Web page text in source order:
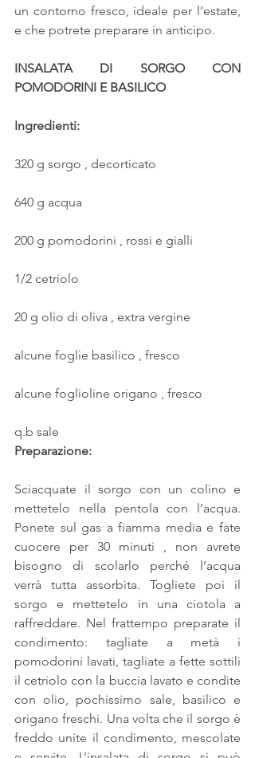
un contorno fresco, ideale per l’estate,
e che potrete preparare in anticipo.
INSALATA DI SORGO CON
POMODORINI E BASILICO
Ingredienti:
320 g sorgo , decorticato
640 g acqua
200 g pomodorini , rossi e gialli
1/2 cetriolo
20 g olio di oliva , extra vergine
alcune foglie basilico , fresco
alcune foglioline origano , fresco
q.b sale
Preparazione:
Sciacquate il sorgo con un colino e
mettetelo nella pentola con l’acqua.
Ponete sul gas a fiamma media e fate
cuocere per 30 minuti , non avrete
bisogno di scolarlo perché l’acqua
verrà tutta assorbita. Togliete poi il
sorgo e mettetelo in una ciotola a
raffreddare. Nel frattempo preparate il
condimento: tagliate a metà i
pomodorini lavati, tagliate a fette sottili
il cetriolo con la buccia lavato e condite
con olio, pochissimo sale, basilico e
origano freschi. Una volta che il sorgo è
freddo unite il condimento, mescolate